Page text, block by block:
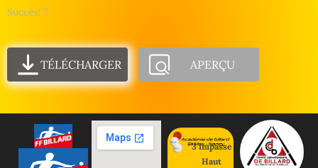
Succès: 7
TÉLÉCHARGER APERÇU
3 impasse
Haut